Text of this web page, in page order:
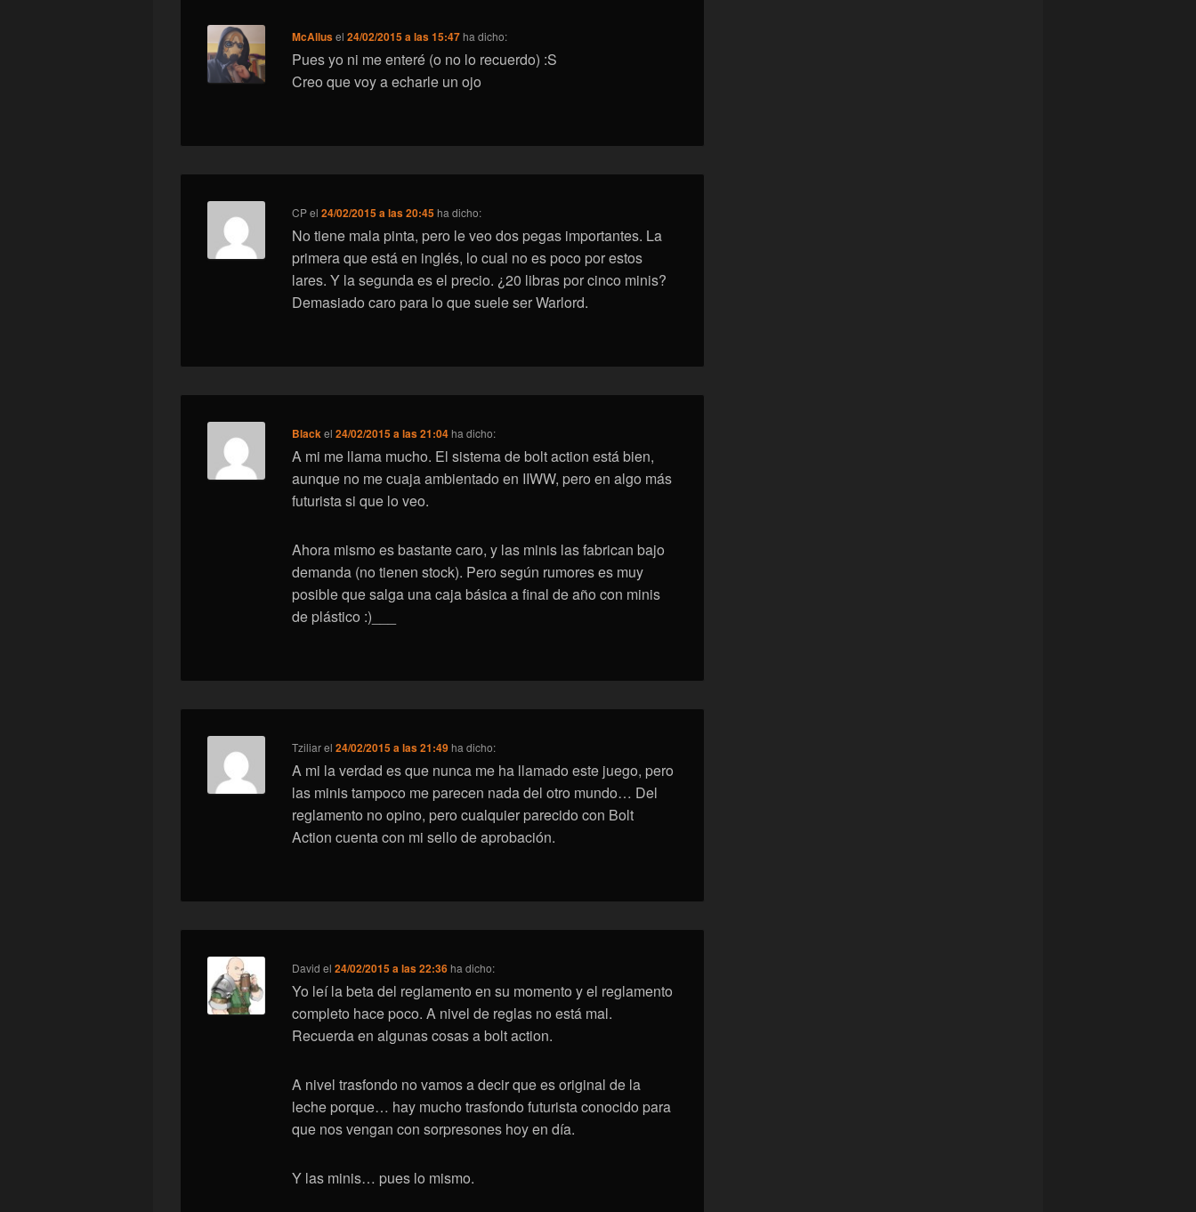
McAllusel24/02/2015 a las 15:47ha dicho:
Pues yo ni me enteré (o no lo recuerdo) :S
Creo que voy a echarle un ojo
CPel24/02/2015 a las 20:45ha dicho:
No tiene mala pinta, pero le veo dos pegas importantes. La
primera que está en inglés, lo cual no es poco por estos
lares. Y la segunda es el precio. ¿20 libras por cinco minis?
Demasiado caro para lo que suele ser Warlord.
Blackel24/02/2015 a las 21:04ha dicho:
A mi me llama mucho. El sistema de bolt action está bien,
aunque no me cuaja ambientado en IIWW, pero en algo más
futurista si que lo veo.
Ahora mismo es bastante caro, y las minis las fabrican bajo
demanda (no tienen stock). Pero según rumores es muy
posible que salga una caja básica a final de año con minis
de plástico :)___
Tziliarel24/02/2015 a las 21:49ha dicho:
A mi la verdad es que nunca me ha llamado este juego, pero
las minis tampoco me parecen nada del otro mundo… Del
reglamento no opino, pero cualquier parecido con Bolt
Action cuenta con mi sello de aprobación.
David el24/02/2015 a las 22:36ha dicho:
Yo leí la beta del reglamento en su momento y el reglamento
completo hace poco. A nivel de reglas no está mal.
Recuerda en algunas cosas a bolt action.
A nivel trasfondo no vamos a decir que es original de la
leche porque… hay mucho trasfondo futurista conocido para
que nos vengan con sorpresones hoy en día.
Y las minis… pues lo mismo.